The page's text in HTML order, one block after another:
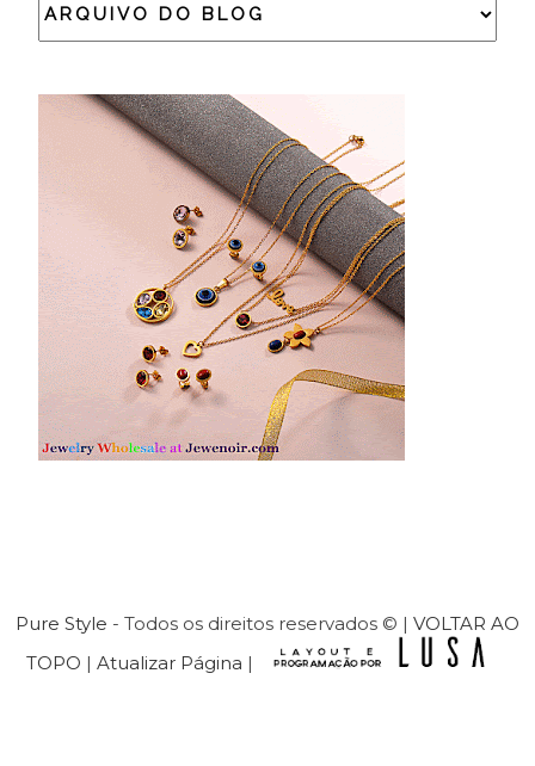
Pure Style - Todos os direitos reservados © | VOLTAR AO
TOPO | Atualizar Página |